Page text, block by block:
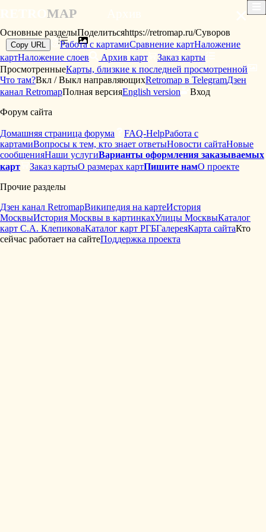
MAP ×
Основные разделыПоделитьсяhttps://retromap.ru/Суворов
Copy URL Работа с картамиСравнение картНаложение
картНаложение слоев Архив карт
Заказ карты
ПросмотренныеКарты, близкие к последней просмотренной
Что там?Вкл / Выкл направляющихRetromap в TelegramДзен
канал RetromapПолная версияEnglish version
Вход
Форум сайта
Домашняя страница форума FAQ-HelpРабота с
картамиВопросы к тем, кто знает ответыНовости сайтаНовые
сообщенияНаши услугиВарианты оформления заказываемых
карт
Заказ картыО размерах картПишите намО проекте
Прочие разделы
Дзен канал RetromapВикипедия на картеИстория
МосквыИстория Москвы в картинкахУлицы МосквыКаталог
карт С.А. КлепиковаКаталог карт РГБГалереяКарта сайтаКто
сейчас работает на сайтеПоддержка проекта